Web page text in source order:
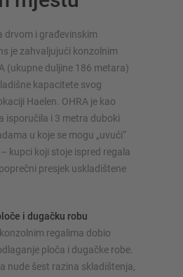
drvom i građevinskim
je zahvaljujući konzolnim
(ukupne duljine 186 metara)
kapacitete svog
Haelen. OHRA je kao
isporučila i 3 metra duboki
u koje se mogu „uvući“
kupci koji stoje ispred regala
presjek uskladištene
i dugačku robu
regalima dobio
ploča i dugačke robe.
nude šest razina skladištenja,
individualno s našim